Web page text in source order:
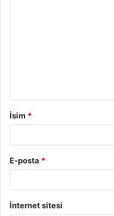
İsim *
E-posta *
İnternet sitesi